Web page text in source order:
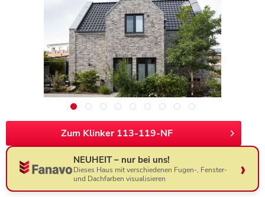
Zum Klinker 113-119-NF
NEUHEIT – nur bei uns!
Dieses Haus mit verschiedenen Fugen-, Fenster-
und Dachfarben visualisieren